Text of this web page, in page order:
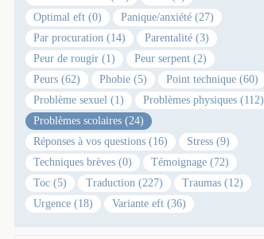
Optimal eft (0)
Panique/anxiété (27)
Par procuration (14)
Parentalité (3)
Peur de rougir (1)
Peur serpent (2)
Peurs (62)
Phobie (5)
Point technique (60)
Problème sexuel (1)
Problèmes physiques (112)
Problèmes scolaires (24)
Réponses à vos questions (16)
Stress (9)
Techniques brèves (0)
Témoignage (72)
Toc (5)
Traduction (227)
Traumas (12)
Urgence (18)
Variante eft (36)